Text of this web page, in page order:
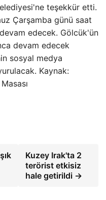
teşekkür etti.
Çarşamba günü saat
edecek. Gölcük'ün
devam edecek
sosyal medya
Kaynak:
Kuzey Irak'ta 2
terörist etkisiz
hale getirildi →